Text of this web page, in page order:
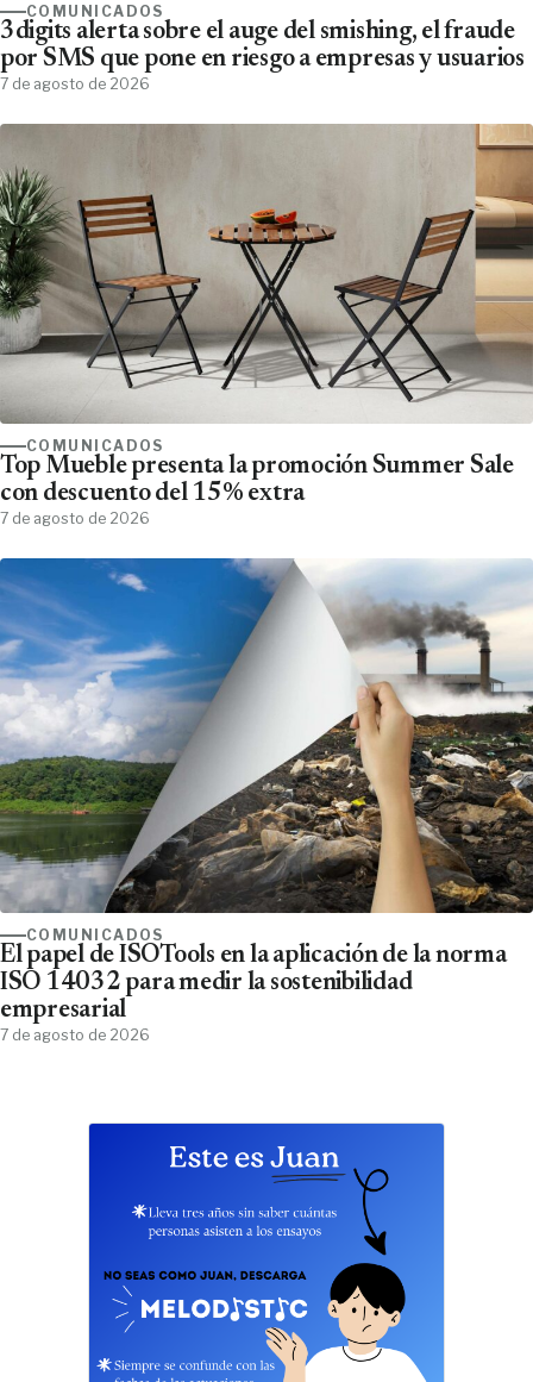
COMUNICADOS
3digits alerta sobre el auge del smishing, el fraude
por SMS que pone en riesgo a empresas y usuarios
7 de agosto de 2026
COMUNICADOS
Top Mueble presenta la promoción Summer Sale
con descuento del 15% extra
7 de agosto de 2026
COMUNICADOS
El papel de ISOTools en la aplicación de la norma
ISO 14032 para medir la sostenibilidad
empresarial
7 de agosto de 2026